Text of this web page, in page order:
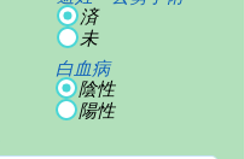
済
未
白血病
陰性
陽性